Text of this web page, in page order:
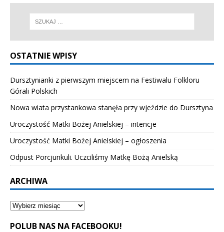
OSTATNIE WPISY
Dursztynianki z pierwszym miejscem na Festiwalu Folkloru
Górali Polskich
Nowa wiata przystankowa stanęła przy wjeździe do Dursztyna
Uroczystość Matki Bożej Anielskiej – intencje
Uroczystość Matki Bożej Anielskiej – ogłoszenia
Odpust Porcjunkuli. Uczciliśmy Matkę Bożą Anielską
ARCHIWA
POLUB NAS NA FACEBOOKU!